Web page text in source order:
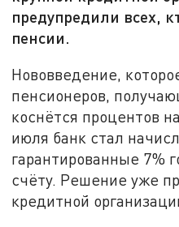
предупредили всех,
пенсии.
Нововведение,
пенсионеров,
коснётся процентов
июля банк стал
гарантированные 7%
счёту. Решение уже
кредитной